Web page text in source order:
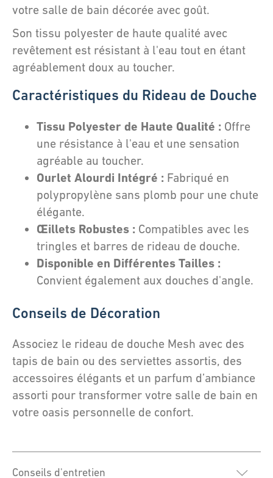
votre salle de bain décorée avec goût.
Son tissu polyester de haute qualité avec
revêtement est résistant à l'eau tout en étant
agréablement doux au toucher.
Caractéristiques du Rideau de Douche
Tissu Polyester de Haute Qualité : Offre
une résistance à l'eau et une sensation
agréable au toucher.
Ourlet Alourdi Intégré : Fabriqué en
polypropylène sans plomb pour une chute
élégante.
Œillets Robustes : Compatibles avec les
tringles et barres de rideau de douche.
Disponible en Différentes Tailles :
Convient également aux douches d'angle.
Conseils de Décoration
Associez le rideau de douche Mesh avec des
tapis de bain ou des serviettes assortis, des
accessoires élégants et un parfum d’ambiance
assorti pour transformer votre salle de bain en
votre oasis personnelle de confort.
Conseils d'entretien